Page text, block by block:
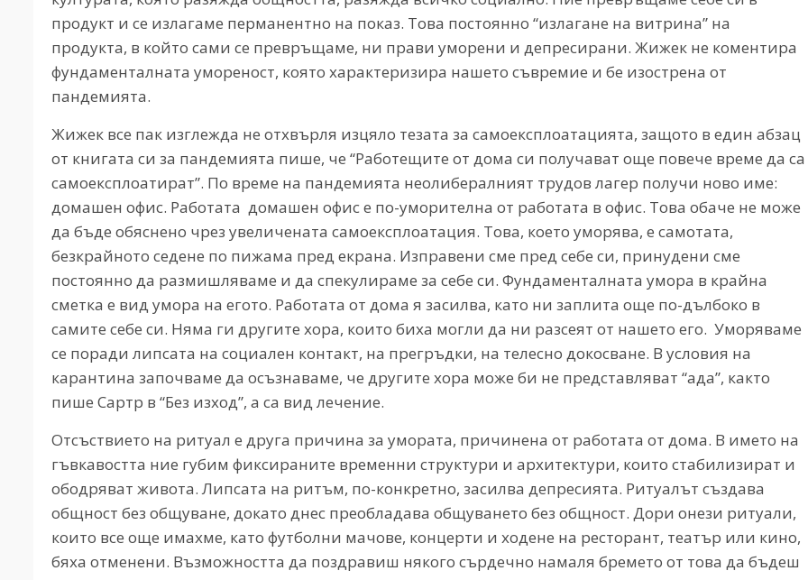
продукт и се излагаме перманентно на показ. Това постоянно “излагане на витрина” на
продукта, в който сами се превръщаме, ни прави уморени и депресирани. Жижек не коментира
фундаменталната умореност, която характеризира нашето съвремие и бе изострена от
пандемията.
Жижек все пак изглежда не отхвърля изцяло тезата за самоексплоатацията, защото в един абзац
от книгата си за пандемията пише, че “Работещите от дома си получават още повече време да са
самоексплоатират”. По време на пандемията неолибералният трудов лагер получи ново име:
домашен офис. Работата домашен офис е по-уморителна от работата в офис. Това обаче не може
да бъде обяснено чрез увеличената самоексплоатация. Това, което уморява, е самотата,
безкрайното седене по пижама пред екрана. Изправени сме пред себе си, принудени сме
постоянно да размишляваме и да спекулираме за себе си. Фундаменталната умора в крайна
сметка е вид умора на егото. Работата от дома я засилва, като ни заплита още по-дълбоко в
самите себе си. Няма ги другите хора, които биха могли да ни разсеят от нашето его. Уморяваме
се поради липсата на социален контакт, на прегръдки, на телесно докосване. В условия на
карантина започваме да осъзнаваме, че другите хора може би не представляват “ада”, както
пише Сартр в “Без изход”, а са вид лечение.
Отсъствието на ритуал е друга причина за умората, причинена от работата от дома. В името на
гъвкавостта ние губим фиксираните временни структури и архитектури, които стабилизират и
ободряват живота. Липсата на ритъм, по-конкретно, засилва депресията. Ритуалът създава
общност без общуване, докато днес преобладава общуването без общност. Дори онези ритуали,
които все още имахме, като футболни мачове, концерти и ходене на ресторант, театър или кино,
бяха отменени. Възможността да поздравиш някого сърдечно намаля бремето от това да бъдеш